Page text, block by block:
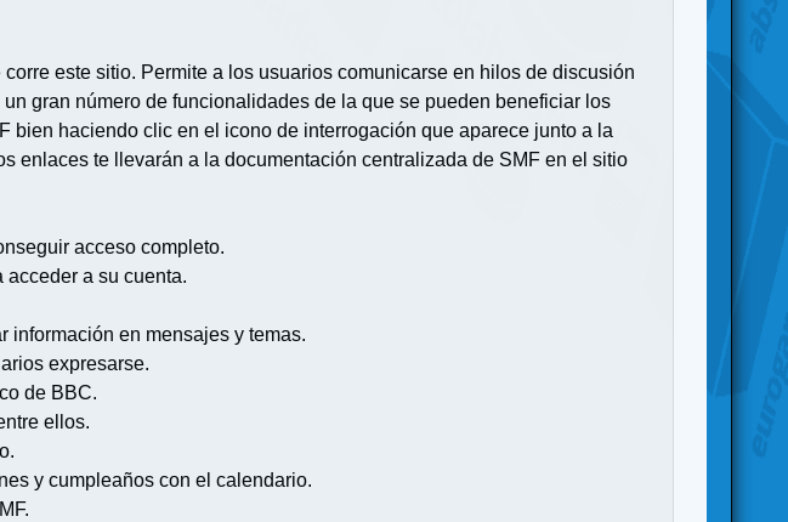
este sitio. Permite a los usuarios comunicarse en hilos de discusión
gran número de funcionalidades de la que se pueden beneficiar los
haciendo clic en el icono de interrogación que aparece junto a la
enlaces te llevarán a la documentación centralizada de SMF en el sitio
acceso completo.
a su cuenta.
información en mensajes y temas.
expresarse.
de BBC.
ellos.
y cumpleaños con el calendario.